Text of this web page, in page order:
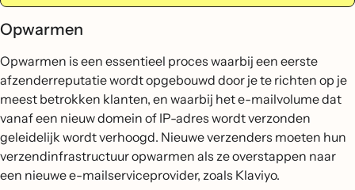
Opwarmen
Opwarmen is een essentieel proces waarbij een eerste
afzenderreputatie wordt opgebouwd door je te richten op je
meest betrokken klanten, en waarbij het e-mailvolume dat
vanaf een nieuw domein of IP-adres wordt verzonden
geleidelijk wordt verhoogd. Nieuwe verzenders moeten hun
verzendinfrastructuur opwarmen als ze overstappen naar
een nieuwe e-mailserviceprovider, zoals Klaviyo.